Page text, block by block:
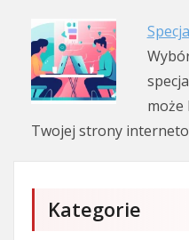
może
Twojej strony
Kategorie